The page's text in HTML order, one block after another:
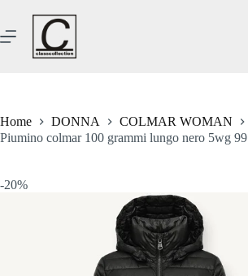
contenuto
Home DONNA
COLMAR WOMAN
Piumino colmar 100 grammi lungo nero 5wg 99
-20%